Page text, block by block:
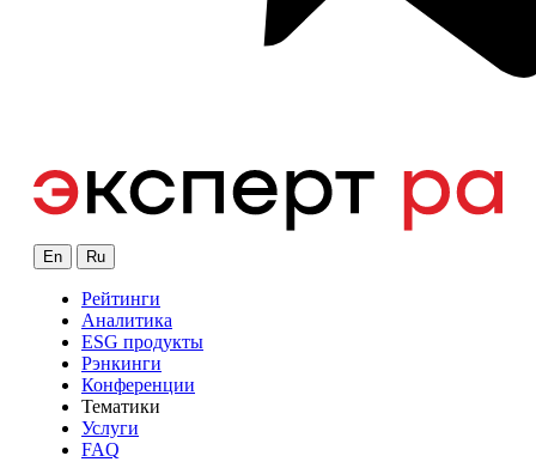
En Ru
Рейтинги
Аналитика
ESG продукты
Рэнкинги
Конференции
Тематики
Услуги
FAQ